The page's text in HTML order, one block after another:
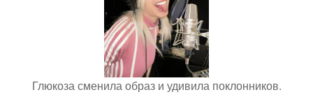
Глюкоза сменила образ и удивила поклонников.